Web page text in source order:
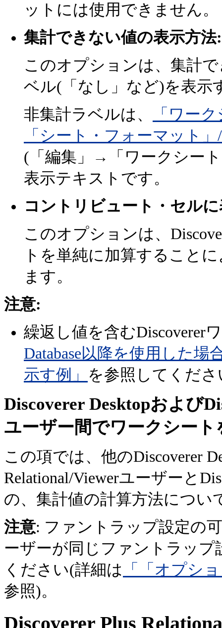
ットには使用できません。
集計できない値の表示方
このオプションは、集計
ベル(「なし」など)を表示
非集計ラベルは、
「ワー
「シート・フォーマット
(「編集」→「ワークシー
表示テキストです。
コントリビュート・セル
このオプションは、
トを単純に加算すること
ます。
注意:
繰返し値を含むDiscoverer
Database以降を使用した
示す例」 を参照してくださ
Discoverer Desktopおよび
ユーザー間でワークシー
この項では、他のDiscoverer
Relational/Viewerユーザーと
の、集計値の計算方法につい
注意: ファントラップ設定の
ーザーが同じファントラッ
ください(詳細は 「「オプシ
参照)。
Discoverer Plus